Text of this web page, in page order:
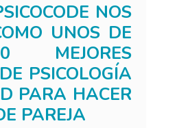
NOS
UNOS DE
MEJORES
PSICOLOGÍA
PARA HACER
PAREJA